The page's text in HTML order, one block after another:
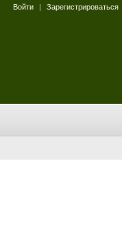
Войти | Зарегистрироваться